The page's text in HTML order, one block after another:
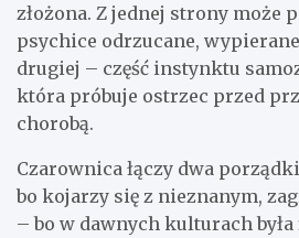
złożona. Z jednej strony może
psychice odrzucane,
drugiej – część instynktu
która próbuje ostrzec przed
chorobą.
Czarownica łączy dwa
bo kojarzy się z nieznanym,
– bo w dawnych kulturach